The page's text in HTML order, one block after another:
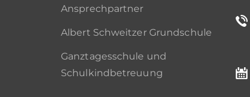
Ansprechpartner
Albert Schweitzer Grundschule
Ganztagesschule und
Schulkindbetreuung